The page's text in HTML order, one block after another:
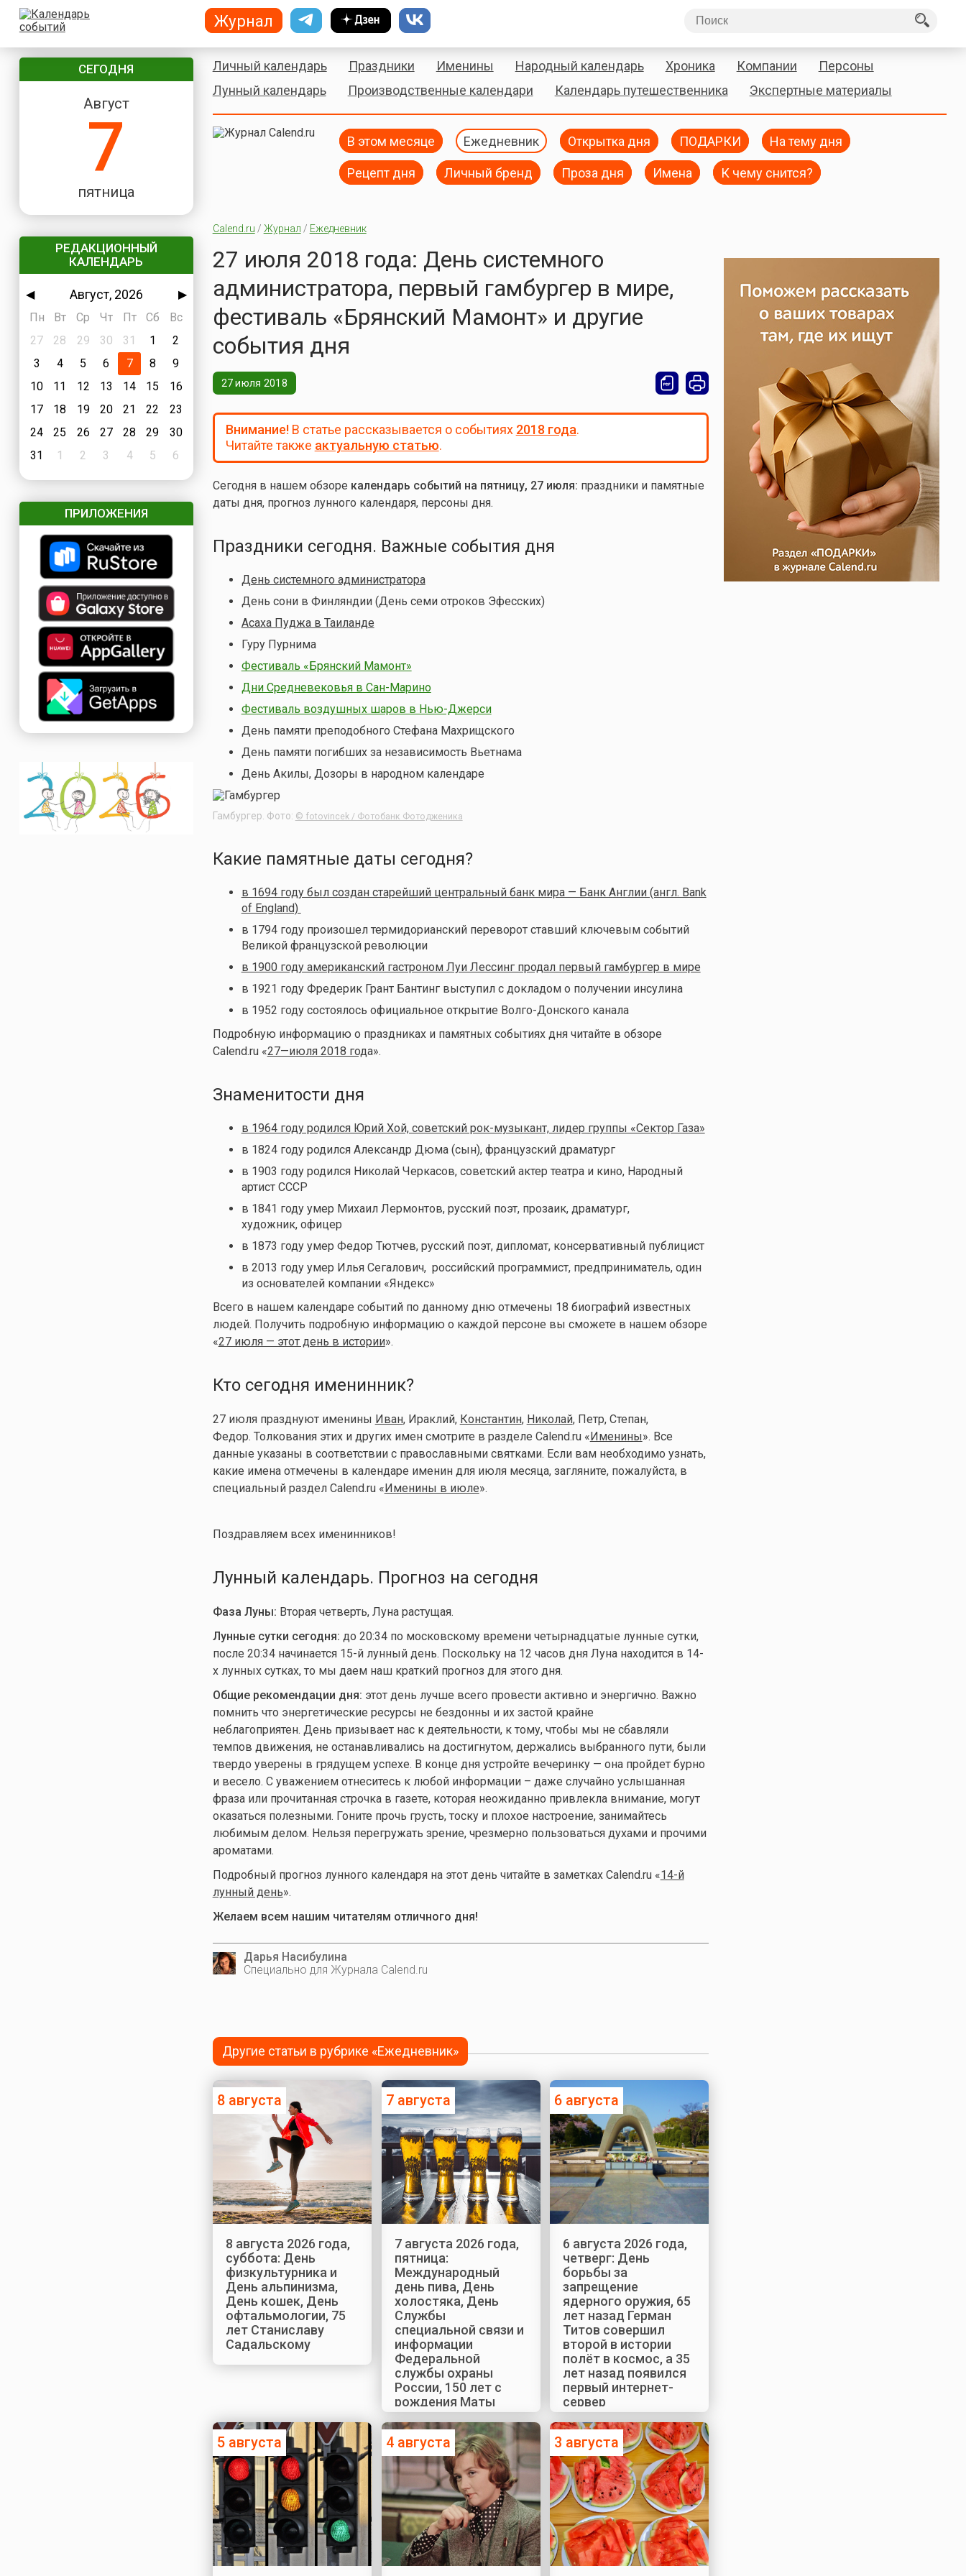
СЕГОДНЯ
Август
7
пятница
РЕДАКЦИОННЫЙ
КАЛЕНДАРЬ
◀ Август, 2026
▶
Пн
Вт Ср Чт Пт Сб
Вс
27
28 29 30 31 1
2
3
4 5 6 7 8
9
10
11 12 13 14 15
16
17
18 19 20 21 22
23
24
25 26 27 28 29
30
31
1 2 3 4 5 6
ПРИЛОЖЕНИЯ
Личный календарь Праздники Именины Народный календарь Хроника Компании
Персоны
Лунный календарь
Производственные календари Календарь путешественника Экспертные материалы
В этом месяце Ежедневник Открытка дня ПОДАРКИ На тему дня
Рецепт дня Личный бренд Проза дня Имена К чему снится?
Calend.ru / Журнал / Ежедневник
27 июля 2018 года: День системного
администратора, первый гамбургер в мире,
фестиваль «Брянский Мамонт» и другие
события дня
27 июля 2018
Внимание!В статье рассказывается о событиях 2018 года.
Читайте также актуальную статью.
Сегодня в нашем обзоре календарь событий на пятницу, 27 июля: праздники и памятные
даты дня, прогноз лунного календаря, персоны дня.
Праздники сегодня. Важные события дня
День системного администратора
День сони в Финляндии (День семи отроков Эфесских)
Асаха Пуджа в Таиланде
Гуру Пурнима
Фестиваль «Брянский Мамонт»
Дни Средневековья в Сан-Марино
Фестиваль воздушных шаров в Нью-Джерси
День памяти преподобного Стефана Махрищского
День памяти погибших за независимость Вьетнама
День Акилы, Дозоры в народном календаре
Гамбургер. Фото: © fotovincek / Фотобанк Фотодженика
Какие памятные даты сегодня?
в 1694 году был создан старейший центральный банк мира — Банк Англии (англ. Bank
of England)
в 1794 году произошел термидорианский переворот ставший ключевым событий
Великой французской революции
в 1900 году американский гастроном Луи Лессинг продал первый гамбургер в мире
в 1921 году Фредерик Грант Бантинг выступил с докладом о получении инсулина
в 1952 году состоялось официальное открытие Волго-Донского канала
Подробную информацию о праздниках и памятных событиях дня читайте в обзоре
Calend.ru «27—июля 2018 года».
Знаменитости дня
в 1964 году родился Юрий Хой, советский рок-музыкант, лидер группы «Сектор Газа»
в 1824 году родился Александр Дюма (сын), французский драматург
в 1903 году родился Николай Черкасов, советский актер театра и кино, Народный
артист СССР
в 1841 году умер Михаил Лермонтов, русский поэт, прозаик, драматург,
художник, офицер
в 1873 году умер Федор Тютчев, русский поэт, дипломат, консервативный публицист
в 2013 году умер Илья Сегалович, российский программист, предприниматель, один
из основателей компании «Яндекс»
Всего в нашем календаре событий по данному дню отмечены 18 биографий известных
людей. Получить подробную информацию о каждой персоне вы сможете в нашем обзоре
«27 июля — этот день в истории».
Кто сегодня именинник?
27 июля празднуют именины Иван, Ираклий, Константин, Николай, Петр, Степан,
Федор. Толкования этих и других имен смотрите в разделе Calend.ru «Именины». Все
данные указаны в соответствии с православными святками. Если вам необходимо узнать,
какие имена отмечены в календаре именин для июля месяца, загляните, пожалуйста, в
специальный раздел Calend.ru «Именины в июле».
Поздравляем всех именинников!
Лунный календарь. Прогноз на сегодня
Фаза Луны: Вторая четверть, Луна растущая.
Лунные сутки сегодня: до 20:34 по московскому времени четырнадцатые лунные сутки,
после 20:34 начинается 15-й лунный день. Поскольку на 12 часов дня Луна находится в 14-
х лунных сутках, то мы даем наш краткий прогноз для этого дня.
Общие рекомендации дня: этот день лучше всего провести активно и энергично. Важно
помнить что энергетические ресурсы не бездонны и их застой крайне
неблагоприятен. День призывает нас к деятельности, к тому, чтобы мы не сбавляли
темпов движения, не останавливались на достигнутом, держались выбранного пути, были
твердо уверены в грядущем успехе. В конце дня устройте вечеринку — она пройдет бурно
и весело. С уважением отнеситесь к любой информации – даже случайно услышанная
фраза или прочитанная строчка в газете, которая неожиданно привлекла внимание, могут
оказаться полезными. Гоните прочь грусть, тоску и плохое настроение, занимайтесь
любимым делом. Нельзя перегружать зрение, чрезмерно пользоваться духами и прочими
ароматами.
Подробный прогноз лунного календаря на этот день читайте в заметках Calend.ru «14-й
лунный день».
Желаем всем нашим читателям отличного дня!
Дарья Насибулина
Специально для Журнала Calend.ru
Другие статьи в рубрике «Ежедневник»
8 августа
8 августа 2026 года,
суббота: День
физкультурника и
День альпинизма,
День кошек, День
офтальмологии, 75
лет Станиславу
Садальскому
7 августа
7 августа 2026 года,
пятница:
Международный
день пива, День
холостяка, День
Службы
специальной связи и
информации
Федеральной
службы охраны
России, 150 лет с
рождения Маты
Хари
6 августа
6 августа 2026 года,
четверг: День
борьбы за
запрещение
ядерного оружия, 65
лет назад Герман
Титов совершил
второй в истории
полёт в космос, а 35
лет назад появился
первый интернет-
сервер
5 августа 4 августа 3 августа
Журнал